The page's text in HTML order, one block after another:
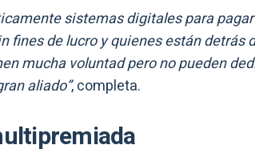
sistemas digitales para
fines de lucro y quienes están detrás
mucha voluntad pero no pueden
aliado”, completa.